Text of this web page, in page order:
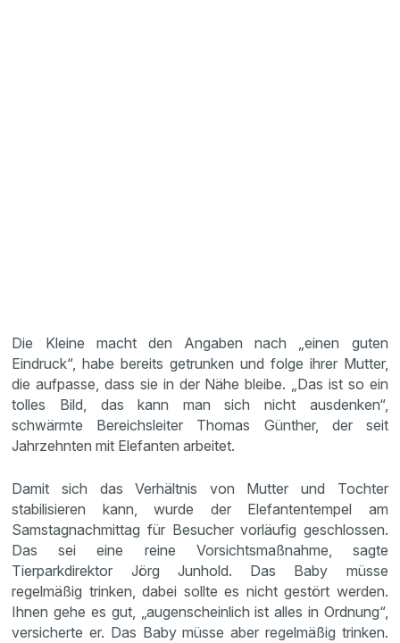
Die Kleine macht den Angaben nach „einen guten
Eindruck“, habe bereits getrunken und folge ihrer Mutter,
die aufpasse, dass sie in der Nähe bleibe. „Das ist so ein
tolles Bild, das kann man sich nicht ausdenken“,
schwärmte Bereichsleiter Thomas Günther, der seit
Jahrzehnten mit Elefanten arbeitet.
Damit sich das Verhältnis von Mutter und Tochter
stabilisieren kann, wurde der Elefantentempel am
Samstagnachmittag für Besucher vorläufig geschlossen.
Das sei eine reine Vorsichtsmaßnahme, sagte
Tierparkdirektor Jörg Junhold. Das Baby müsse
regelmäßig trinken, dabei sollte es nicht gestört werden.
Ihnen gehe es gut, „augenscheinlich ist alles in Ordnung“,
versicherte er. Das Baby müsse aber regelmäßig trinken.